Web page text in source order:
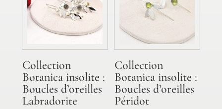
Collection
Botanica insolite :
Boucles d’oreilles
Labradorite
Collection
Botanica insolite :
Boucles d’oreilles
Péridot